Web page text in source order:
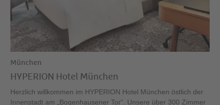
München
HYPERION Hotel München
Herzlich willkommen im HYPERION Hotel München östlich der
Innenstadt am „Bogenhausener Tor“. Unsere über 300 Zimmer